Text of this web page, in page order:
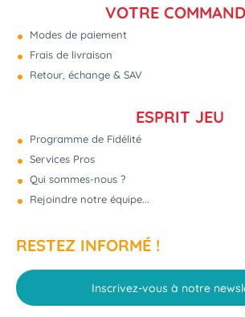
VOTRE
Modes de paiement
Frais de livraison
Retour, échange & SAV
ESPRIT JEU
Programme de Fidélité
Services Pros
Qui sommes-nous ?
Rejoindre notre équipe...
RESTEZ INFORMÉ !
Inscrivez-vous à notre